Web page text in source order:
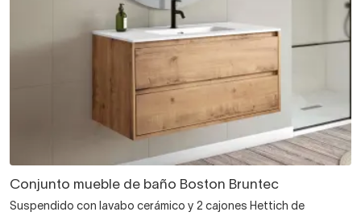
Conjunto mueble de baño Boston Bruntec
Suspendido con lavabo cerámico y 2 cajones Hettich de